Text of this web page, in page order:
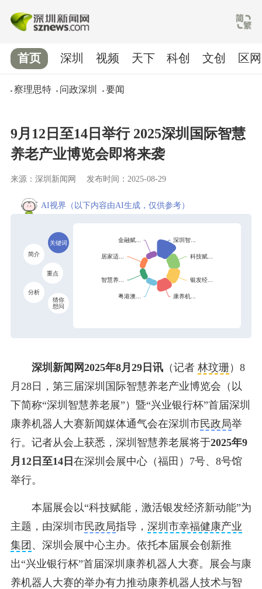
首页
察理思特 问政深圳 要闻
深圳 视频 天下 科创 文创 区网
9月12日至14日举行 2025深圳国际智慧
养老产业博览会即将来袭
来源：深圳新闻网 发布时间：2025-08-29
AI视界 （以下内容由AI生成，仅供参考）
关键词
简介
重点
分析
猜你
想问
深圳新闻网2025年8月29日讯（记者 林玟珊） 8
月28日，第三届深圳国际智慧养老产业博览会（以
下简称“深圳智慧养老展”）暨“兴业银行杯”首届深圳
康养机器人大赛新闻媒体通气会在深圳市民政局举
行。记者从会上获悉，深圳智慧养老展将于2025年9
月12日至14日 在深圳会展中心（福田）7号、8号馆
举行。
本届展会以“科技赋能，激活银发经济新动能”为
主题，由深圳市民政局指导， 深圳市幸福健康产业
集团 、深圳会展中心主办。依托本届展会创新推
出“兴业银行杯”首届深圳康养机器人大赛。展会与康
养机器人大赛的举办有力推动康养机器人技术与智